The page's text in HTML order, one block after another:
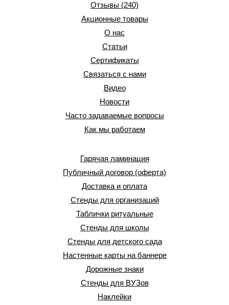
Отзывы (240)
Акционные товары
О нас
Статьи
Сертификаты
Связаться с нами
Видео
Новости
Часто задаваемые вопросы
Как мы работаем
Гарячая ламинация
Публичный договор (оферта)
Доставка и оплата
Стенды для организаций
Таблички ритуальные
Стенды для школы
Стенды для детского сада
Настенные карты на баннере
Дорожные знаки
Стенды для ВУЗов
Наклейки